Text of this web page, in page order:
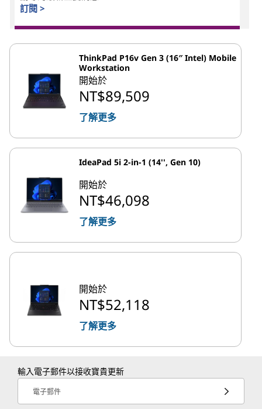
訂閱 >
ThinkPad P16v Gen 3 (16″ Intel) Mobile
Workstation
開始於
NT$89,509
了解更多
IdeaPad 5i 2-in-1 (14'', Gen 10)
開始於
NT$46,098
了解更多
開始於
NT$52,118
了解更多
輸入電子郵件以接收寶貴更新
電子郵件